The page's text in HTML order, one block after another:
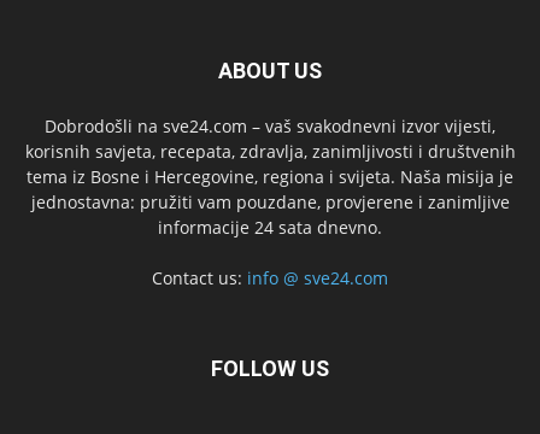
ABOUT US
Dobrodošli na sve24.com – vaš svakodnevni izvor vijesti,
korisnih savjeta, recepata, zdravlja, zanimljivosti i društvenih
tema iz Bosne i Hercegovine, regiona i svijeta. Naša misija je
jednostavna: pružiti vam pouzdane, provjerene i zanimljive
informacije 24 sata dnevno.
Contact us: info @ sve24.com
FOLLOW US